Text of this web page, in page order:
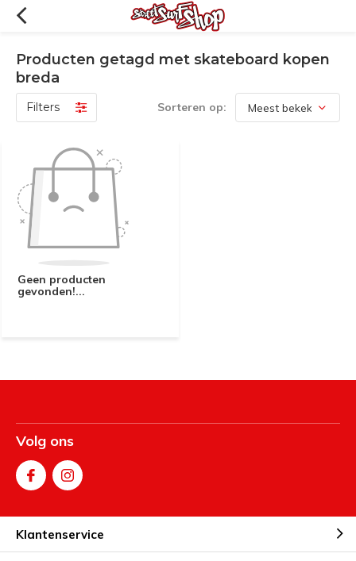
Producten getagd met skateboard kopen
breda
Filters Sorteren op:
Geen producten
gevonden!...
Volg ons
Klantenservice